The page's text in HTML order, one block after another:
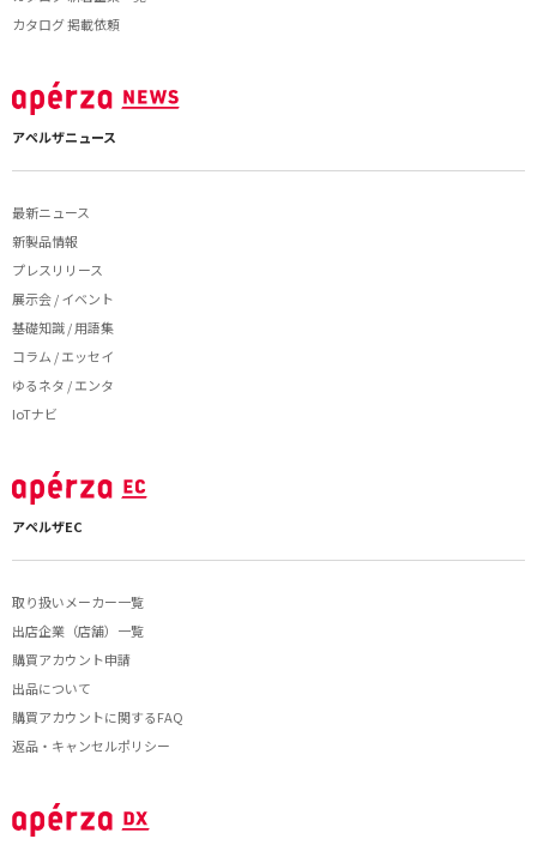
カタログ 掲載依頼
アペルザニュース
最新ニュース
新製品情報
プレスリリース
展示会 / イベント
基礎知識 / 用語集
コラム / エッセイ
ゆるネタ / エンタ
IoTナビ
アペルザEC
取り扱いメーカー一覧
出店企業（店舗）一覧
購買アカウント申請
出品について
購買アカウントに関するFAQ
返品・キャンセルポリシー